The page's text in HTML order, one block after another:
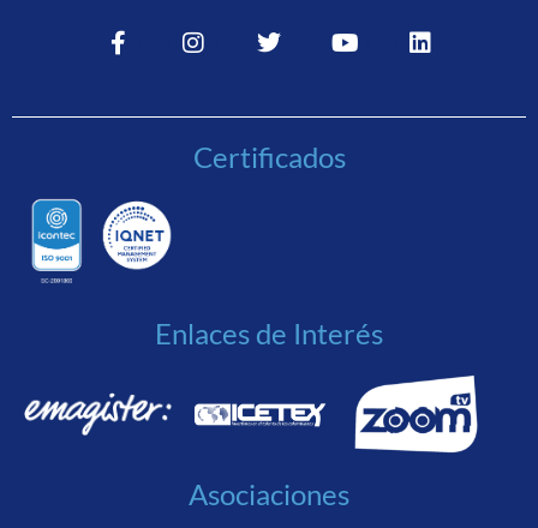
Certificados
Enlaces de Interés
Asociaciones